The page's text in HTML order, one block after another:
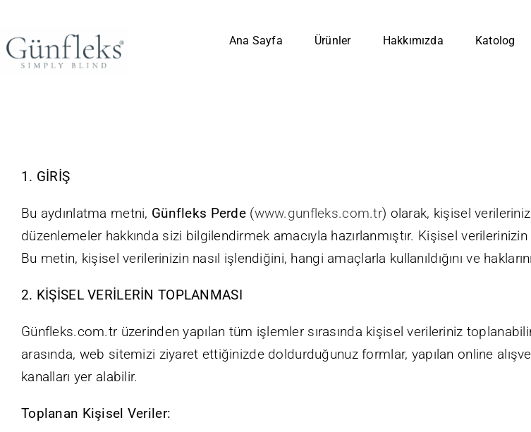
content
Ana Sayfa Ürünler Hakkımızda Katolog
1. GİRİŞ
Bu aydınlatma metni, Günfleks Perde(www.gunfleks.com.tr) olarak, kişisel
düzenlemeler hakkında sizi bilgilendirmek amacıyla hazırlanmıştır. Kişisel
Bu metin, kişisel verilerinizin nasıl işlendiğini, hangi amaçlarla kullanıldığını ve
2. KİŞİSEL VERİLERİN TOPLANMASI
Günfleks.com.tr üzerinden yapılan tüm işlemler sırasında kişisel verileriniz
arasında, web sitemizi ziyaret ettiğinizde doldurduğunuz formlar, yapılan online
kanalları yer alabilir.
Toplanan Kişisel Veriler: